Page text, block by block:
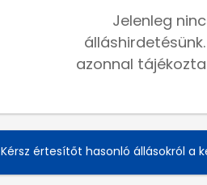
Jelenleg
azonnal
Kérsz értesítőt hasonló állásokról a